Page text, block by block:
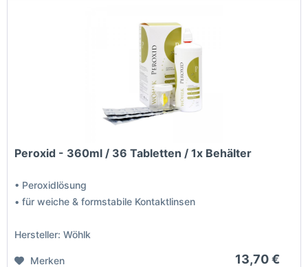
Peroxid - 360ml / 36 Tabletten / 1x Behälter
• Peroxidlösung
• für weiche & formstabile Kontaktlinsen
Hersteller: Wöhlk
13,70 €
Merken